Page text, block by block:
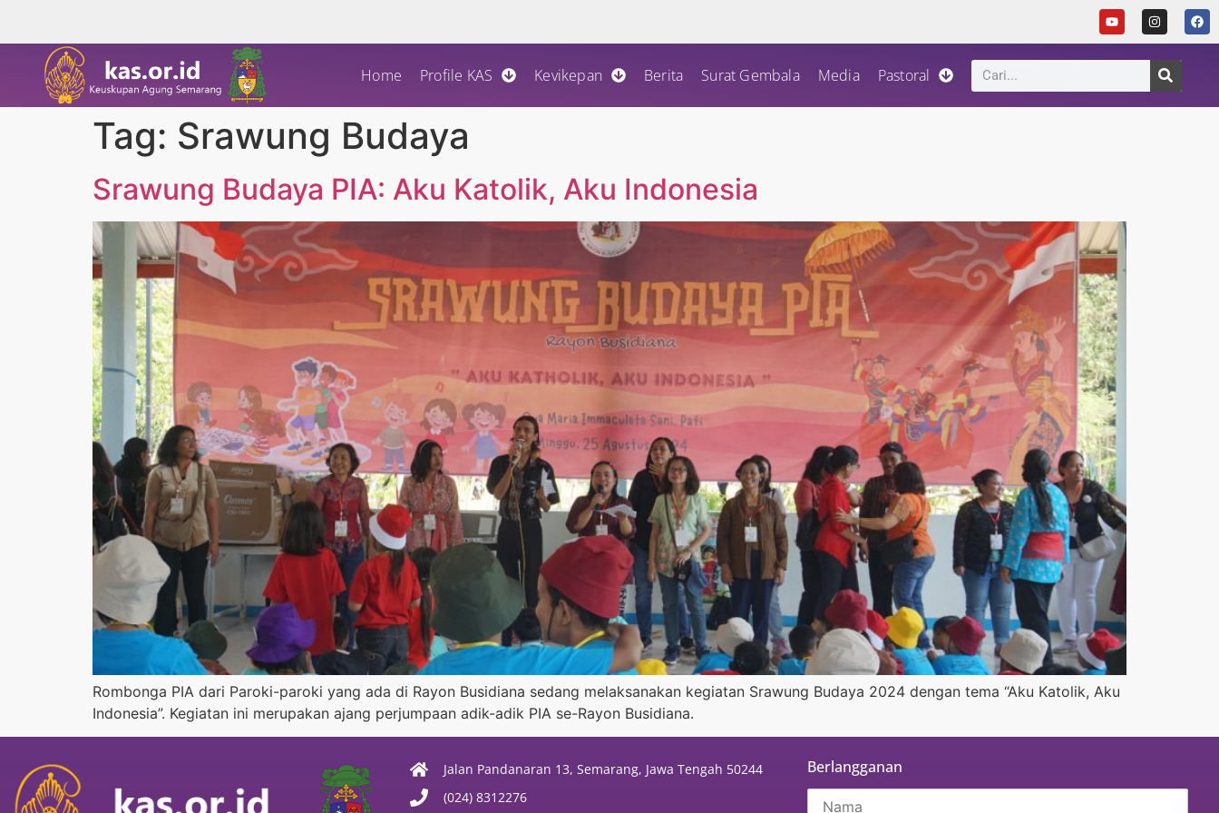
Home Profile KAS Kevikepan Berita Surat Gembala Media Pastoral
Tag: Srawung Budaya
Srawung Budaya PIA: Aku Katolik, Aku Indonesia
Rombonga PIA dari Paroki-paroki yang ada di Rayon Busidiana sedang melaksanakan kegiatan Srawung Budaya 2024 dengan tema “Aku Katolik, Aku
Indonesia”. Kegiatan ini merupakan ajang perjumpaan adik-adik PIA se-Rayon Busidiana.
Jalan Pandanaran 13, Semarang, Jawa Tengah 50244
(024) 8312276
Berlangganan